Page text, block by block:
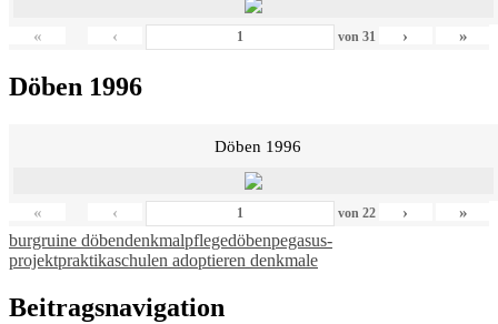
« ‹ von 31 › »
Döben 1996
Döben 1996
« ‹ von 22 › »
burgruine döbendenkmalpflegedöbenpegasus-
projektpraktikaschulen adoptieren denkmale
Beitragsnavigation